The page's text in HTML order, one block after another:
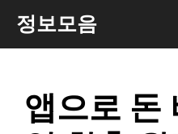
정보모음
앱으로 돈